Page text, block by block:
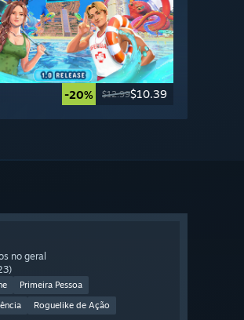
-20% $12.99$10.39
no geral
Primeira Pessoa
Roguelike de Ação